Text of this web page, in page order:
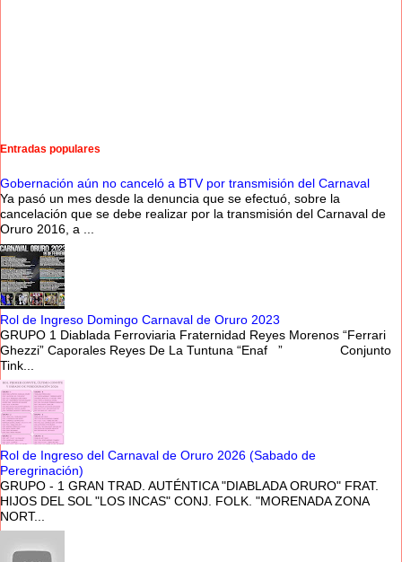
Entradas populares
Gobernación aún no canceló a BTV por transmisión del Carnaval
Ya pasó un mes desde la denuncia que se efectuó, sobre la
cancelación que se debe realizar por la transmisión del Carnaval de
Oruro 2016, a ...
Rol de Ingreso Domingo Carnaval de Oruro 2023
GRUPO 1 Diablada Ferroviaria Fraternidad Reyes Morenos “Ferrari
Ghezzi” Caporales Reyes De La Tuntuna “Enaf ” Conjunto
Tink...
Rol de Ingreso del Carnaval de Oruro 2026 (Sabado de
Peregrinación)
GRUPO - 1 GRAN TRAD. AUTÉNTICA "DIABLADA ORURO" FRAT.
HIJOS DEL SOL "LOS INCAS" CONJ. FOLK. "MORENADA ZONA
NORT...